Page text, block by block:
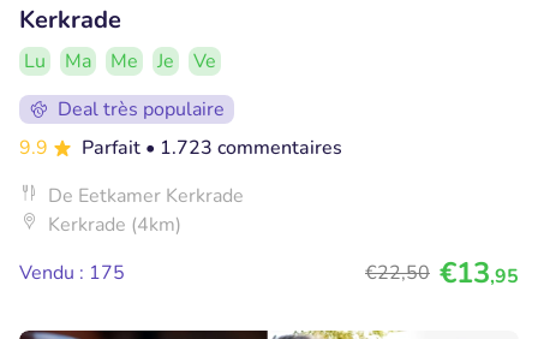
Kerkrade
Lu Ma Me Je
Ve
Deal très populaire
9.9
Parfait • 1.723 commentaires
De Eetkamer Kerkrade
Kerkrade (4km)
Vendu : 175
€22,50 €13,95